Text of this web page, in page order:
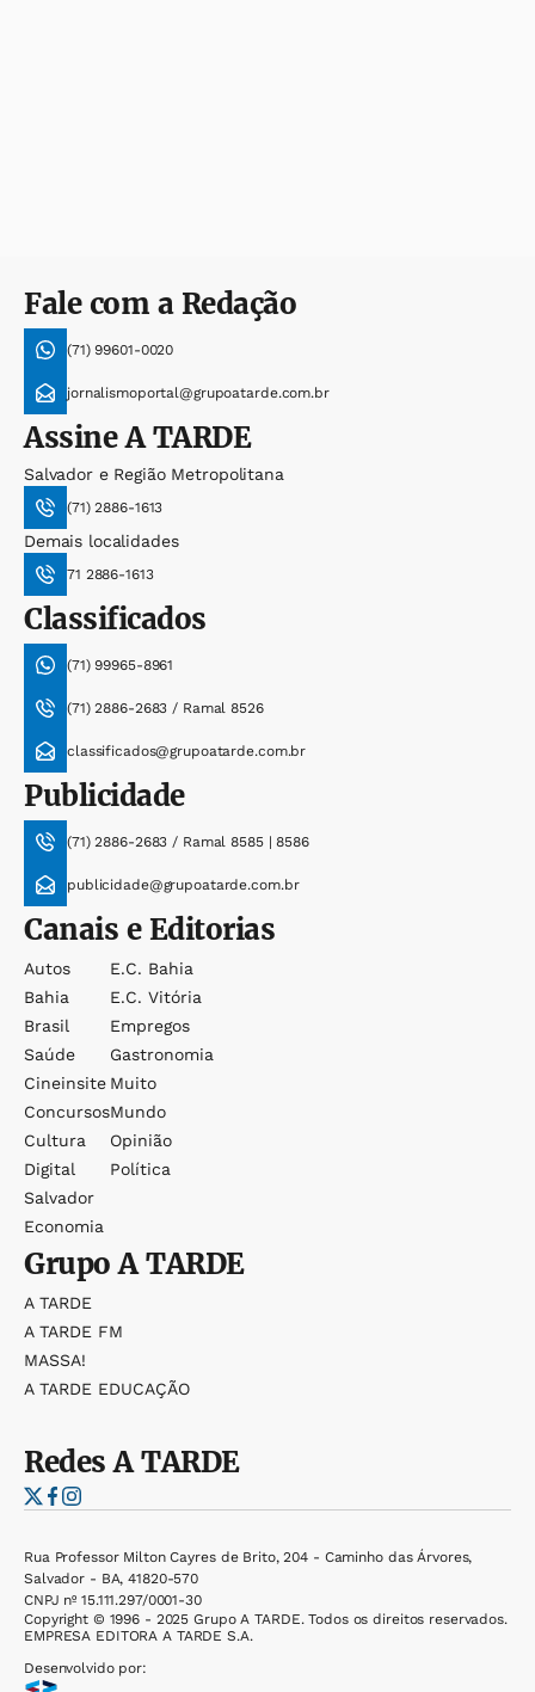
Fale com a Redação
(71) 99601-0020
jornalismoportal@grupoatarde.com.br
AssineA TARDE
Salvador e Região Metropolitana
(71) 2886-1613
Demais localidades
71 2886-1613
Classificados
(71) 99965-8961
(71) 2886-2683 / Ramal 8526
classificados@grupoatarde.com.br
Publicidade
(71) 2886-2683 / Ramal 8585 | 8586
publicidade@grupoatarde.com.br
Canais e Editorias
Autos
Bahia
Brasil
Saúde
Cineinsite
Concursos
Cultura
Digital
Salvador
Economia
E.c. Bahia
E.c. Vitória
Empregos
Gastronomia
Muito
Mundo
Opinião
Política
GrupoA TARDE
A TARDE
A TARDE FM
MASSA!
A TARDE EDUCAÇÃO
RedesA TARDE
Rua Professor Milton Cayres de Brito, 204 - Caminho das Árvores,
Salvador - BA, 41820-570
CNPJ nº 15.111.297/0001-30
Copyright © 1996 - 2025 Grupo A TARDE. Todos os direitos reservados.
EMPRESA EDITORA A TARDE S.A.
Desenvolvido por: